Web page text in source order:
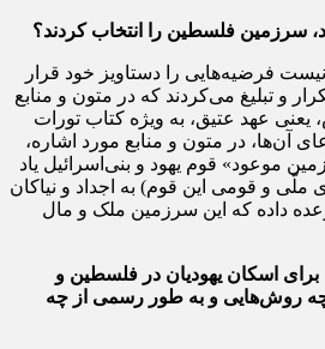
سرزمین فلسطین را انتخاب کردند؟
فرضیه‌هایی را دستاویز خود قرار
و تبلیغ می‌کردند که در متون و منابع
یعنی عهد عتیق، به ویژه کتاب تورات
آن‌ها، در متون و منابع مورد اشاره،
موعود» قوم یهود و بنی‌اسرائیل یاد
و قومی این قوم) به اجداد و نیاکان
داده که این سرزمین ملک و مال
اسکان یهودیان در فلسطین و
چه روش‌هایی و به طور رسمی از چه